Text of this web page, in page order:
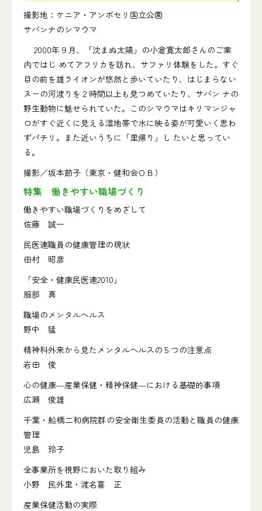
撮影地：ケニア・アンボセリ国立公園
サバンナのシマウマ
2000年９月、「沈まぬ太陽」の小倉寛太郎さんのご案
内ではじ めてアフリカを訪れ、サファリ体験をした。すぐ
目の前を雄ライオンが悠然と歩いていたり、はじまらない
ヌーの河渡りを２時間以上も見つめていたり、サバン ナの
野生動物に魅せられていた。このシマウマはキリマンジャ
ロがすぐ近くに見える湿地帯で水に映る姿が可愛いく思わ
ずパチリ。また近いうちに「里帰り」し たいと思ってい
る。
撮影／坂本節子（東京・健和会ＯＢ）
特集 働きやすい職場づくり
働きやすい職場づくりをめざして
佐藤 誠一
民医連職員の健康管理の現状
田村 昭彦
「安全・健康民医連2010」
服部 真
職場のメンタルヘルス
野中 猛
精神科外来から見たメンタルヘルスの５つの注意点
岩田 俊
心の健康―産業保健・精神保健―における基礎的事項
広瀬 俊雄
千葉・船橋二和病院群の安全衛生委員の活動と職員の健康
管理
児島 玲子
全事業所を視野においた取り組み
小野 民外里・渡名喜 正
産業保健活動の実際